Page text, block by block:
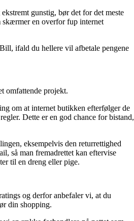
gunstig, bør det for det meste
skærmer en overfor fup internet
ifald du hellere vil afbetale pengene
omfattende projekt.
om at internet butikken efterfølger de
Dette er en god chance for bistand,
eksempelvis den returrettighed
så man fremadrettet kan eftervise
til en dreng eller pige.
og derfor anbefaler vi, at du
din shopping.